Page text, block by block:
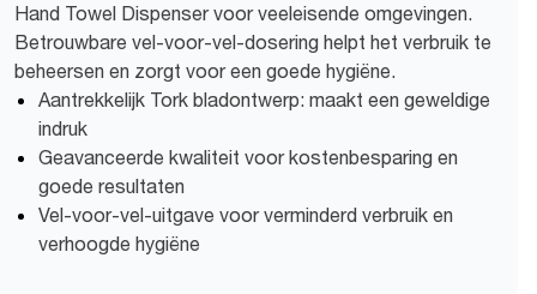
Hand Towel Dispenser voor veeleisende omgevingen.
Betrouwbare vel-voor-vel-dosering helpt het verbruik te
beheersen en zorgt voor een goede hygiëne.
Aantrekkelijk Tork bladontwerp: maakt een geweldige
indruk
Geavanceerde kwaliteit voor kostenbesparing en
goede resultaten
Vel-voor-vel-uitgave voor verminderd verbruik en
verhoogde hygiëne